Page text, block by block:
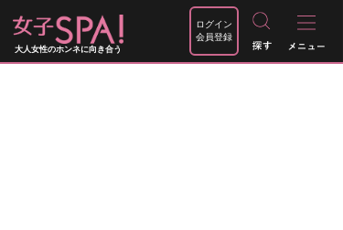
大人女性のホンネに向き合う
ログイン
会員登録